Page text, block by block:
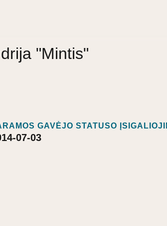
"Mintis"
GAVĖJO STATUSO
07-03